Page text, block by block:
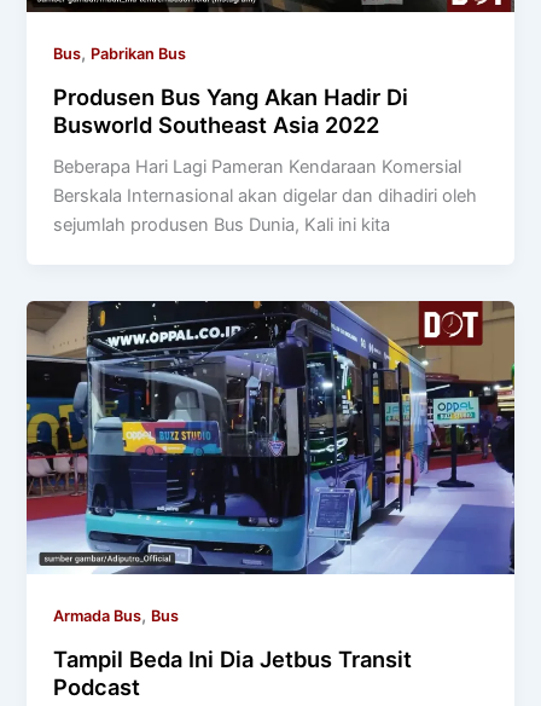
Bus, Pabrikan Bus
Produsen Bus Yang Akan Hadir Di
Busworld Southeast Asia 2022
Beberapa Hari Lagi Pameran Kendaraan Komersial
Berskala Internasional akan digelar dan dihadiri oleh
sejumlah produsen Bus Dunia, Kali ini kita
Armada Bus, Bus
Tampil Beda Ini Dia Jetbus Transit
Podcast